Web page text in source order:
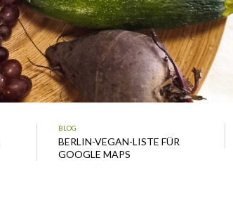
BLOG
BERLIN-VEGAN-LISTE FÜR
GOOGLE MAPS